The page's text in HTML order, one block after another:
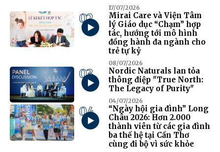
17/07/2026
02
Mirai Care và Viện Tâm
lý Giáo dục “Chạm” hợp
tác, hướng tới mô hình
đồng hành đa ngành cho
trẻ tự kỷ
08/07/2026
03
Nordic Naturals lan tỏa
thông điệp "True North:
The Legacy of Purity"
04/07/2026
04
“Ngày hội gia đình” Long
Châu 2026: Hơn 2.000
thành viên từ các gia đình
ba thế hệ tại Cần Thơ
cùng đi bộ vì sức khỏe